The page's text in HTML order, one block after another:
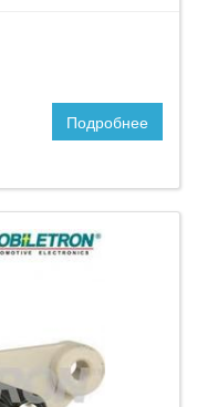
Подробнее